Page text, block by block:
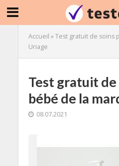
Accueil »Test gratuit de soins
Uriage
Test gratuit de
bébé de la
08.07.2021